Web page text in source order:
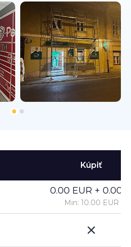
Kúpiť
0.00 EUR +
Min: 10.00 EUR